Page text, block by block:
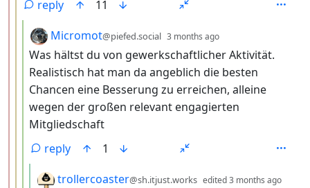
reply
11
by
Micromot@piefed.social 3 months ago
Was hältst du von gewerkschaftlicher Aktivität.
Realistisch hat man da angeblich die besten
Chancen eine Besserung zu erreichen, alleine
wegen der großen relevant engagierten
Mitgliedschaft
reply
1
by
trollercoaster@sh.itjust.works edited3 months ago